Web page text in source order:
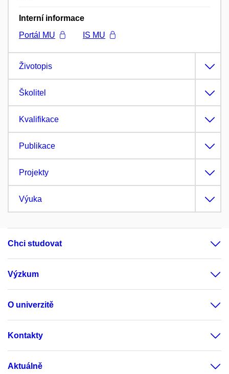
Interní informace
Portál MU
IS MU
Životopis
Školitel
Kvalifikace
Publikace
Projekty
Výuka
Chci studovat
Výzkum
O univerzitě
Kontakty
Aktuálně